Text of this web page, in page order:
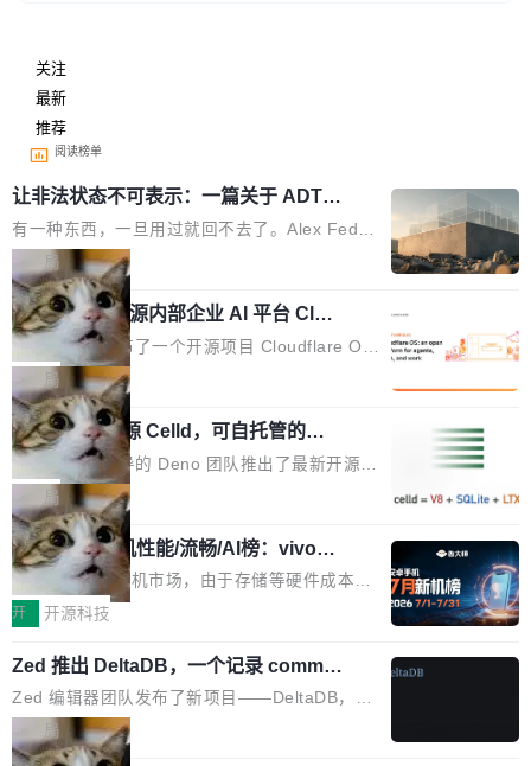
关注
最新
推荐
阅读榜单
让非法状态不可表示：一篇关于 ADT
的帖子在 Reddit 火了
有一种东西，一旦用过就回不去了。Alex Fedos
eev 管它叫"软件设计的基石"。 他说的东西不新
鲜——代数数据类型（ADT），尤其是和类型
（sum type）。但他说清楚了一件事：这不是类
型系统的学术体操，是日常编码的思维方式。 文
章从一个简单的例子切入。一个网站的深色主题
设置，如果用布尔值 + 可空字段来表示——bool
ean 表示是否可切换，nullable 的默认模式、浅
色方案、深色方案——会产生大量无意义的组
合。方案缺了、配置冲突了、全 null 了。要知道
哪些组合有效，作者说，你得靠"文档、校验、或
者部落知识"。 换个写法。Rust 的 enum，两个
变体：Switchable...
局
Cloudflare 开源内部企业 AI 平台 Clou
dflare OS
Cloudflare 发布了一个开源项目 Cloudflare O
S。如果你只看官方博客，你会觉得这是又一
个"AI 知识库 + 聊天机器人"——每个大厂都在
做，没什么新鲜的。 但 Kenton Varda 在 Twitte
r 上把事情说清楚了： 今天我们发布了 Cloudfla
re OS，一个带连接器的聊天机器人，跟其他所
有科技公司做的一样。只不过，实际上它不一
样。这是 Sandstorm.io 的重制版，我十年前的
那个创业公司。不同的是，这次它构建在 Cloudf
lare Workers 上——我花了九年时间搭建的平台
——并且深度集成了 AI。这基本上是我十年秘密
计划的顶峰。 十年前，Ken...
局
Deno 团队开源 Celld，可自托管的分
布式 Durable Objects
Ryan Dahl 领导的 Deno 团队推出了最新开源项
目 Celld，一个能在自己机器上运行 Cloudflare
Workers 和 Durable Objects 的守护进程。 设
计思路很直接：每个对象是一个独立的 SQLite
数据库，按名称寻址，复制到你自己的 S3 兼容
存储库里。节点之间只通过这个存储库协调——
个小型数据库，应用天然按分片构建，单个数据
库的竞争和爆炸半径问题在设计层面就被消除
了。 闲置的 cell 会休眠到几乎不占资源。当 cel
l 迁移或唤醒时，新宿主从 S3 恢复 SQLite 数据
局
鲁大师7月新机性能/流畅/AI榜：vivo夺
性能、流畅双第一，三星Galaxy Z系列
新折叠缺席
2026年7月的手机市场，由于存储等硬件成本暴
增，手机厂商的日子也不好过啊，新机速度明显
高价的三星折叠（三星Galaxy Z Fold8 Ultra / Z
Fold8 / Z Flip8）外，其余要么是中低端机器，
例如iQOO Z11i、REDMI Note 17、REDMI No
te 17 Pro、OPPO K15，要么是vivo X300 E这
开 开源科技
Zed 推出 DeltaDB，一个记录 commit
之间所有操作的版本控制系统
Zed 编辑器团队发布了新项目——DeltaDB，一
个在 git commit 之间记录每一次编辑操作的版
本控制系统。目前处于 Early Access 阶段。 De
局